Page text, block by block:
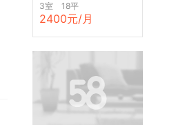
3室 18平
2400元/月